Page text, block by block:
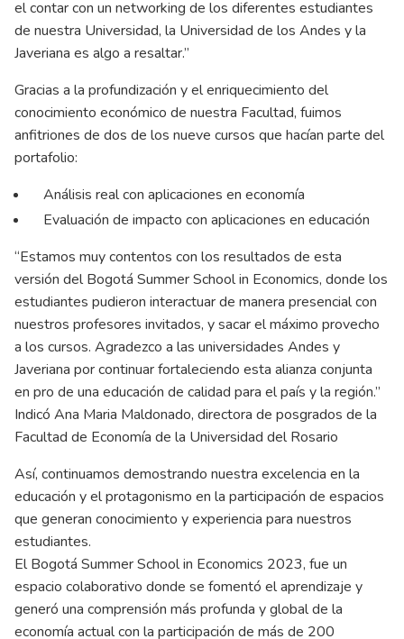
el contar con un networking de los diferentes estudiantes
de nuestra Universidad, la Universidad de los Andes y la
Javeriana es algo a resaltar.”
Gracias a la profundización y el enriquecimiento del
conocimiento económico de nuestra Facultad, fuimos
anfitriones de dos de los nueve cursos que hacían parte del
portafolio:
Análisis real con aplicaciones en economía
Evaluación de impacto con aplicaciones en educación
“Estamos muy contentos con los resultados de esta
versión del Bogotá Summer School in Economics, donde los
estudiantes pudieron interactuar de manera presencial con
nuestros profesores invitados, y sacar el máximo provecho
a los cursos. Agradezco a las universidades Andes y
Javeriana por continuar fortaleciendo esta alianza conjunta
en pro de una educación de calidad para el país y la región.”
Indicó Ana Maria Maldonado, directora de posgrados de la
Facultad de Economía de la Universidad del Rosario
Así, continuamos demostrando nuestra excelencia en la
educación y el protagonismo en la participación de espacios
que generan conocimiento y experiencia para nuestros
estudiantes.
El Bogotá Summer School in Economics 2023, fue un
espacio colaborativo donde se fomentó el aprendizaje y
generó una comprensión más profunda y global de la
economía actual con la participación de más de 200